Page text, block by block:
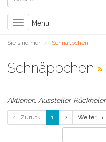
Toggle
navigation
Menü
Sie sind hier: Schnäppchen
Schnäppchen
Aktionen, Aussteller, Rückholer
← Zurück 1 2 Weiter →